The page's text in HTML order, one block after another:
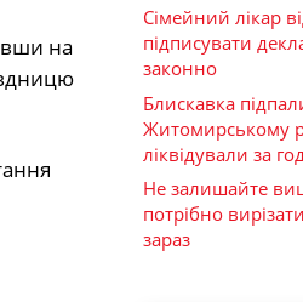
на
Сімейний лікар
підписувати
законно
Блискавка
Житомирському
ліквідували за
Не залишайте
потрібно
зараз